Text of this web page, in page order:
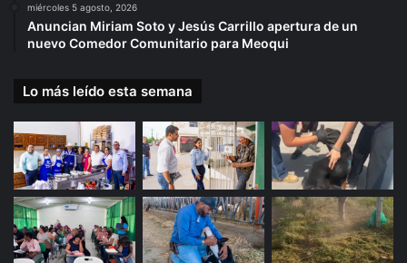
miércoles 5 agosto, 2026
Anuncian Miriam Soto y Jesús Carrillo apertura de un
nuevo Comedor Comunitario para Meoqui
Lo más leído esta semana